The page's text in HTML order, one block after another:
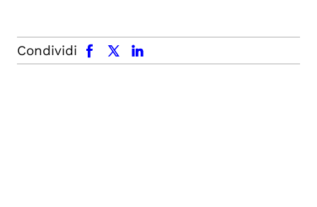
Condividi
facebook x.com linkedin